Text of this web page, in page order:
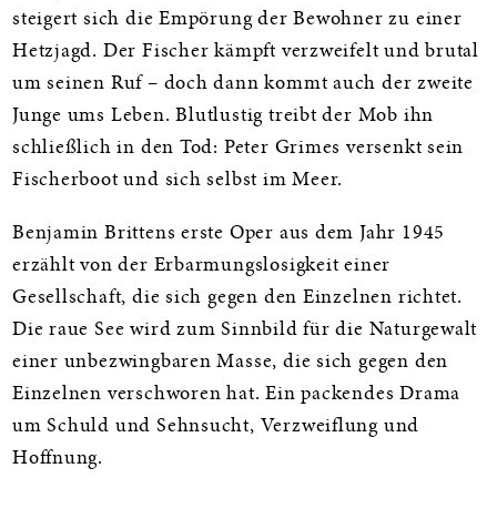
steigert sich die Empörung der Bewohner zu einer
Hetzjagd. Der Fischer kämpft verzweifelt und brutal
um seinen Ruf – doch dann kommt auch der zweite
Junge ums Leben. Blutlustig treibt der Mob ihn
schließlich in den Tod: Peter Grimes versenkt sein
Fischerboot und sich selbst im Meer.
Benjamin Brittens erste Oper aus dem Jahr 1945
erzählt von der Erbarmungslosigkeit einer
Gesellschaft, die sich gegen den Einzelnen richtet.
Die raue See wird zum Sinnbild für die Naturgewalt
einer unbezwingbaren Masse, die sich gegen den
Einzelnen verschworen hat. Ein packendes Drama
um Schuld und Sehnsucht, Verzweiflung und
Hoffnung.